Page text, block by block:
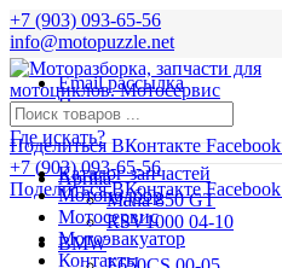
+7 (903) 093-65-56
info@motopuzzle.net
Email рассылка
Новости
Поделиться ВКонтакте Facebook
+7 (903) 093-65-56
Поделиться ВКонтакте Facebook
Где искать?
Aprilia
Mana 850 GT
RSV1000 04-10
BMW
Каталог запчастей
Мотоподбор
Мотосервис
Мотоэвакуатор
Контакты